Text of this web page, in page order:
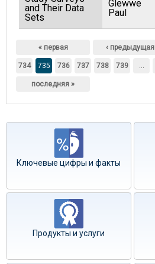
and Their Data
Sets
Glewwe
Paul
« первая ‹ предыдущая
734 735 736 737 738 739 …
последняя »
Ключевые цифры и факты
Продукты и услуги